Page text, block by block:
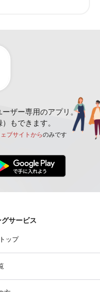
ザー専用のアプリ。
もできます。
ブサイトからのみです
サービス
ップ